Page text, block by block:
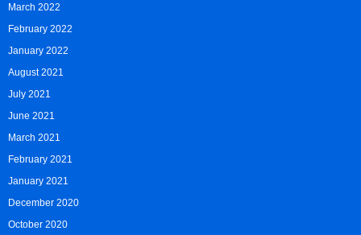
March 2022
February 2022
January 2022
August 2021
July 2021
June 2021
March 2021
February 2021
January 2021
December 2020
October 2020